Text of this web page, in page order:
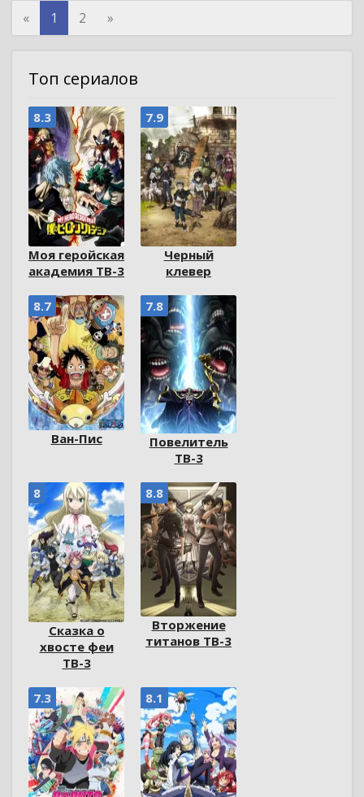
« 1 2 »
Топ сериалов
8.3
Моя геройская
академия ТВ-3
7.9
Черный
клевер
8.7
Ван-Пис
7.8
Повелитель
ТВ-3
8
Сказка о
хвосте феи
ТВ-3
8.8
Вторжение
титанов ТВ-3
7.3 8.1